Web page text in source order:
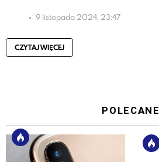
9 listopada 2024, 23:47
CZYTAJ WIĘCEJ
POLECANE